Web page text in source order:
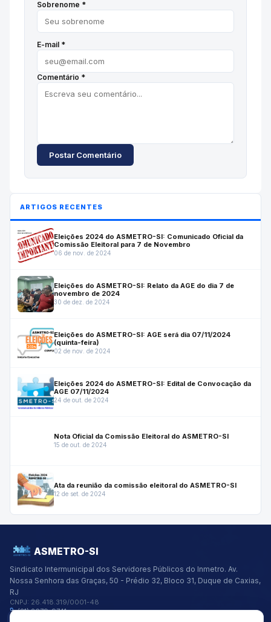
Sobrenome *
E-mail *
Comentário *
Postar Comentário
ARTIGOS RECENTES
Eleições 2024 do ASMETRO-SI: Comunicado Oficial da
Comissão Eleitoral para 7 de Novembro
06 de nov. de 2024
Eleições do ASMETRO-SI: Relato da AGE do dia 7 de
novembro de 2024
30 de dez. de 2024
Eleições do ASMETRO-SI: AGE será dia 07/11/2024
(quinta-feira)
02 de nov. de 2024
Eleições 2024 do ASMETRO-SI: Edital de Convocação da
AGE 07/11/2024
24 de out. de 2024
Nota Oficial da Comissão Eleitoral do ASMETRO-SI
15 de out. de 2024
Ata da reunião da comissão eleitoral do ASMETRO-SI
12 de set. de 2024
ASMETRO-SI
Sindicato Intermunicipal dos Servidores Públicos do Inmetro. Av.
Nossa Senhora das Graças, 50 - Prédio 32, Bloco 31, Duque de Caxias,
RJ
CNPJ: 26.418.319/0001-48
(21) 2679-9741